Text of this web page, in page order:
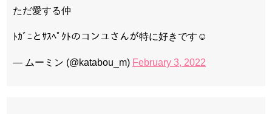
ただ愛する仲
ﾄｶﾞﾆとｻｽﾍﾟｸﾄのコンユさんが特に好きです☺️
— ムーミン (@katabou_m) February 3, 2022